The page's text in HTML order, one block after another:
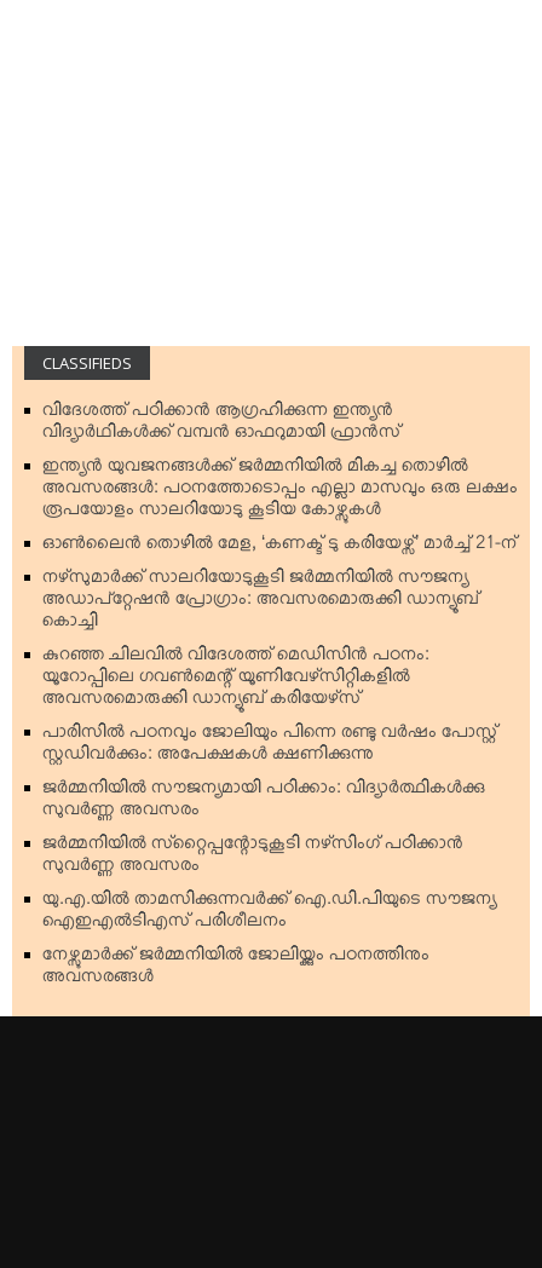
CLASSIFIEDS
വിദേശത്ത് പഠിക്കാന്‍ ആഗ്രഹിക്കുന്ന ഇന്ത്യന്‍
വിദ്യാര്‍ഥികള്‍ക്ക് വമ്പന്‍ ഓഫറുമായി ഫ്രാന്‍സ്
ഇന്ത്യന്‍ യുവജനങ്ങള്‍ക്ക് ജര്‍മ്മനിയില്‍ മികച്ച തൊഴില്‍
അവസരങ്ങള്‍: പഠനത്തോടൊപ്പം എല്ലാ മാസവും ഒരു ലക്ഷം
രൂപയോളം സാലറിയോടു കൂടിയ കോഴ്സുകള്‍
ഓണ്‍ലൈന്‍ തൊഴില്‍ മേള, ‘കണക്ട് ടു കരിയേഴ്സ്’ മാര്‍ച്ച് 21-ന്
നഴ്‌സുമാര്‍ക്ക് സാലറിയോടുകൂടി ജര്‍മ്മനിയില്‍ സൗജന്യ
അഡാപ്റ്റേഷന്‍ പ്രോഗ്രാം: അവസരമൊരുക്കി ഡാന്യൂബ്
കൊച്ചി
കുറഞ്ഞ ചിലവില്‍ വിദേശത്ത് മെഡിസിന്‍ പഠനം:
യൂറോപ്പിലെ ഗവണ്‍മെന്റ് യൂണിവേഴ്‌സിറ്റികളില്‍
അവസരമൊരുക്കി ഡാന്യൂബ് കരിയേഴ്‌സ്
പാരിസില്‍ പഠനവും ജോലിയും പിന്നെ രണ്ടു വര്‍ഷം പോസ്റ്റ്
സ്റ്റഡിവര്‍ക്കും: അപേക്ഷകള്‍ ക്ഷണിക്കുന്നു
ജര്‍മ്മനിയില്‍ സൗജന്യമായി പഠിക്കാം: വിദ്യാര്‍ത്ഥികള്‍ക്കു
സുവര്‍ണ്ണ അവസരം
ജര്‍മ്മനിയില്‍ സ്‌റ്റൈപ്പന്റോടുകൂടി നഴ്‌സിംഗ് പഠിക്കാന്‍
സുവര്‍ണ്ണ അവസരം
യു.എ.യില്‍ താമസിക്കുന്നവര്‍ക്ക് ഐ.ഡി.പിയുടെ സൗജന്യ
ഐഇഎല്‍ടിഎസ് പരിശീലനം
നേഴ്സുമാര്‍ക്ക് ജര്‍മ്മനിയില്‍ ജോലിയ്ക്കും പഠനത്തിനും
അവസരങ്ങള്‍